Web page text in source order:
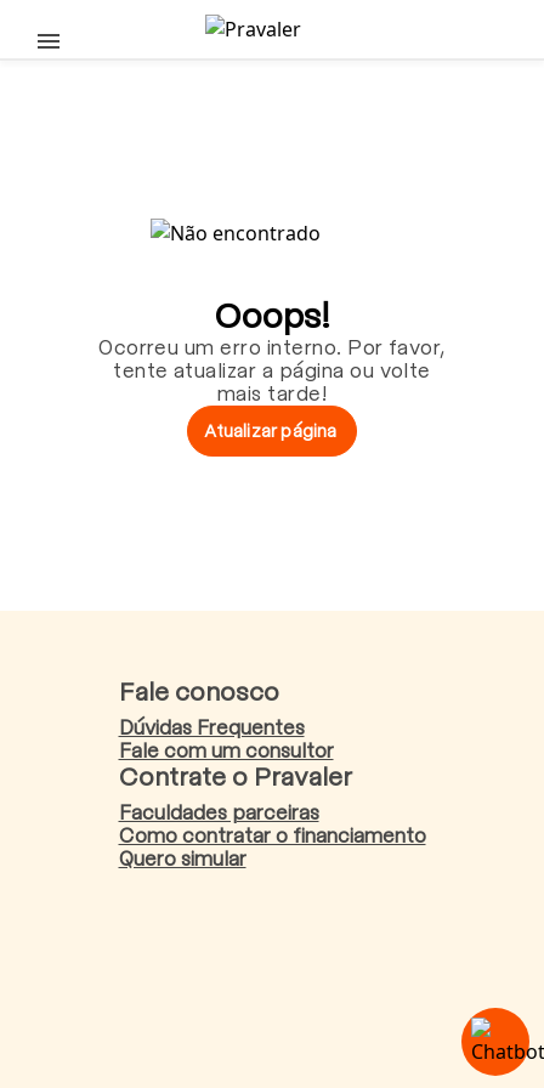
Pular para o conteúdo principal
Ooops!
Ocorreu um erro interno. Por favor,
tente atualizar a página ou volte
mais tarde!
Atualizar página
Fale conosco
Dúvidas Frequentes
Fale com um consultor
Contrate o Pravaler
Faculdades parceiras
Como contratar o financiamento
Quero simular